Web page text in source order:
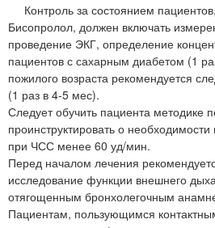
Контроль за состоянием
Бисопролол, должен включать
проведение ЭКГ, определение
пациентов с сахарным диабетом (1
пожилого возраста рекомендуется
(1 раз в 4-5 мес).
Следует обучить пациента методике
проинструктировать о
при ЧСС менее 60 уд/мин.
Перед началом лечения
исследование функции внешнего
отягощенным бронхолегочным
Пациентам, пользующимся